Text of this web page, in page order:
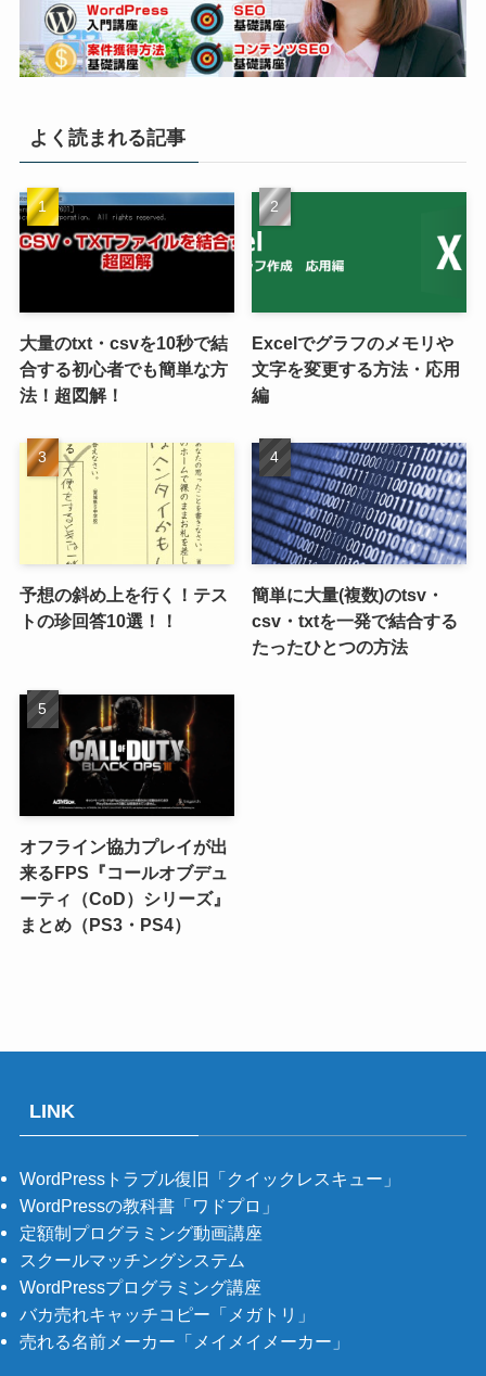
よく読まれる記事
大量のtxt・csvを10秒で結
合する初心者でも簡単な方
法！超図解！
Excelでグラフのメモリや
文字を変更する方法・応用
編
予想の斜め上を行く！テス
トの珍回答10選！！
簡単に大量(複数)のtsv・
csv・txtを一発で結合する
たったひとつの方法
オフライン協力プレイが出
来るFPS『コールオブデュ
ーティ（CoD）シリーズ』
まとめ（PS3・PS4）
LINK
WordPressトラブル復旧「クイックレスキュー」
WordPressの教科書「ワドプロ」
定額制プログラミング動画講座
スクールマッチングシステム
WordPressプログラミング講座
バカ売れキャッチコピー「メガトリ」
売れる名前メーカー「メイメイメーカー」